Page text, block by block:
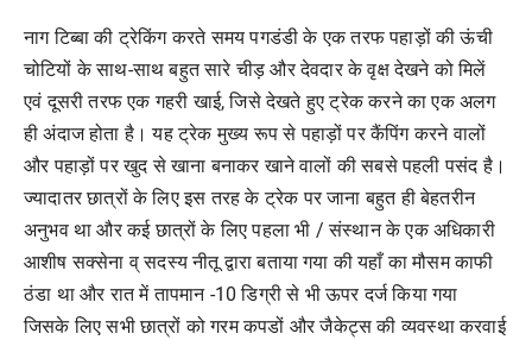
नाग टिब्बा की ट्रेकिंग करते समय पगडंडी के एक तरफ पहाड़ों की ऊंची
चोटियों के साथ-साथ बहुत सारे चीड़ और देवदार के वृक्ष देखने को मिलें
एवं दूसरी तरफ एक गहरी खाई, जिसे देखते हुए ट्रेक करने का एक अलग
ही अंदाज होता है। यह ट्रेक मुख्य रूप से पहाड़ों पर कैंपिंग करने वालों
और पहाड़ों पर खुद से खाना बनाकर खाने वालों की सबसे पहली पसंद है।
ज्यादातर छात्रों के लिए इस तरह के ट्रेक पर जाना बहुत ही बेहतरीन
अनुभव था और कई छात्रों के लिए पहला भी / संस्थान के एक अधिकारी
आशीष सक्सेना व् सदस्य नीतू द्वारा बताया गया की यहाँ का मौसम काफी
ठंडा था और रात में तापमान -10 डिग्री से भी ऊपर दर्ज किया गया
जिसके लिए सभी छात्रों को गरम कपडों और जैकेट्स की व्यवस्था करवाई